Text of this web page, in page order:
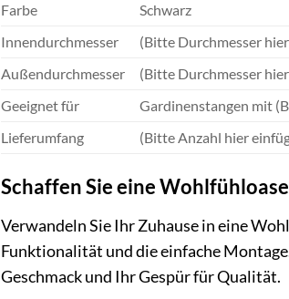
Farbe
Schwarz
Innendurchmesser
(Bitte Durchmesser
Außendurchmesser
(Bitte Durchmesser
Geeignet für
Gardinenstangen mit
Lieferumfang
(Bitte Anzahl hier
Schaffen Sie eine
Verwandeln Sie Ihr Zuhause in eine
Funktionalität und die einfache
Geschmack und Ihr Gespür für Qualität.